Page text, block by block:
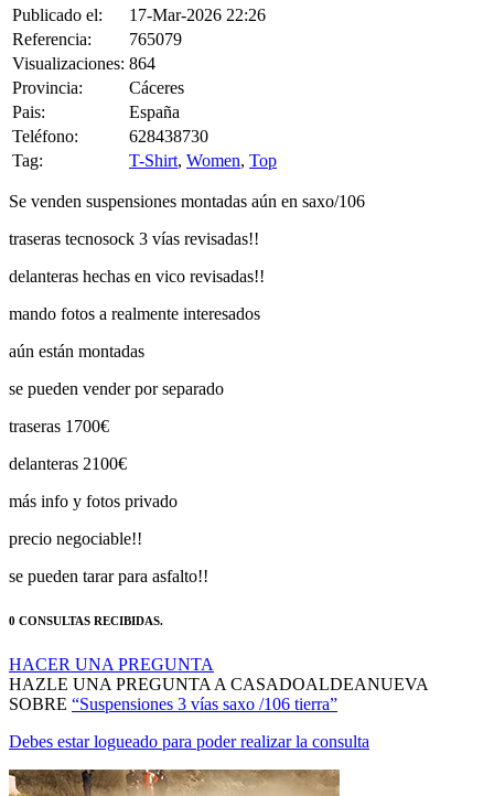
Referencia:
765079
Visualizaciones:
864
Provincia:
Cáceres
Pais:
España
Teléfono:
628438730
Tag:
T-Shirt,Women
Se venden suspensiones montadas aún en saxo/106
traseras tecnosock 3 vías revisadas!!
delanteras hechas en vico revisadas!!
mando fotos a realmente interesados
aún están montadas
se pueden vender por separado
traseras 1700€
delanteras 2100€
más info y fotos privado
precio negociable!!
se pueden tarar para asfalto!!
HAZLE UNA PREGUNTA A CASADOALDEANUEVA
SOBRE“Suspensiones 3 vías saxo /106 tierra”
Debes estar logueado para poder realizar la consulta